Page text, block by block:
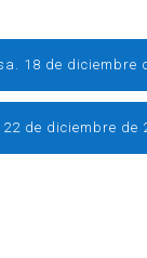
18 de diciembre
22 de diciembre de